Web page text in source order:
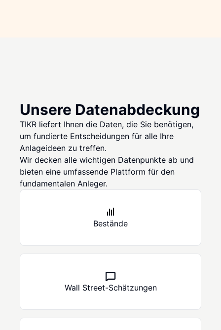
Unsere Datenabdeckung
TIKR liefert Ihnen die Daten, die Sie benötigen,
um fundierte Entscheidungen für alle Ihre
Anlageideen zu treffen.
Wir decken alle wichtigen Datenpunkte ab und
bieten eine umfassende Plattform für den
fundamentalen Anleger.
Bestände
Wall Street-Schätzungen